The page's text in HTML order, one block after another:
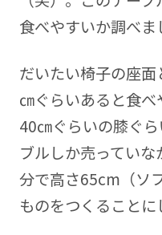
食べやすいか調べま
だいたい椅子の座
㎝ぐらいあると食べ
40㎝ぐらいの膝ぐ
ブルしか売っていな
分で高さ65cm（ソ
ものをつくることに